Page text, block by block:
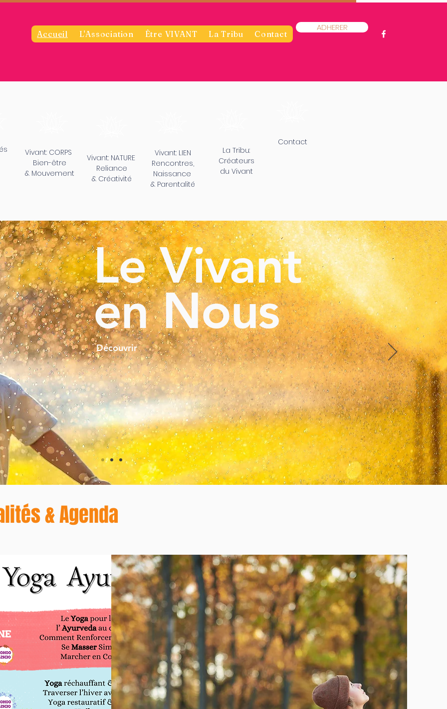
Accueil L'Association Être VIVANT La Tribu Contact
ADHERER
Vivant: CORPS
Bien-être
& Mouvement
Vivant: NATURE
Reliance
& Créativité
La Tribu:
Créateurs
du Vivant
Contact
Vivant: LIEN
​Rencontres,
Naissance
& Parentalité
Le Vivant
en Nous
Découvrir
& Agenda